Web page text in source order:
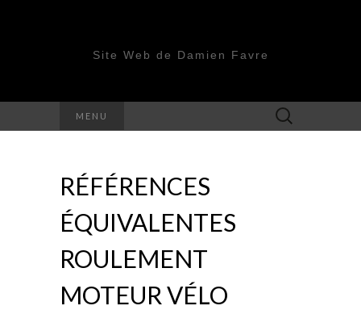
Site Web de Damien Favre
MENU Rechercher :
RÉFÉRENCES
ÉQUIVALENTES
ROULEMENT
MOTEUR VÉLO